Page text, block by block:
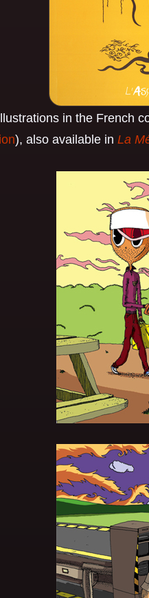
in the French
), also available in La